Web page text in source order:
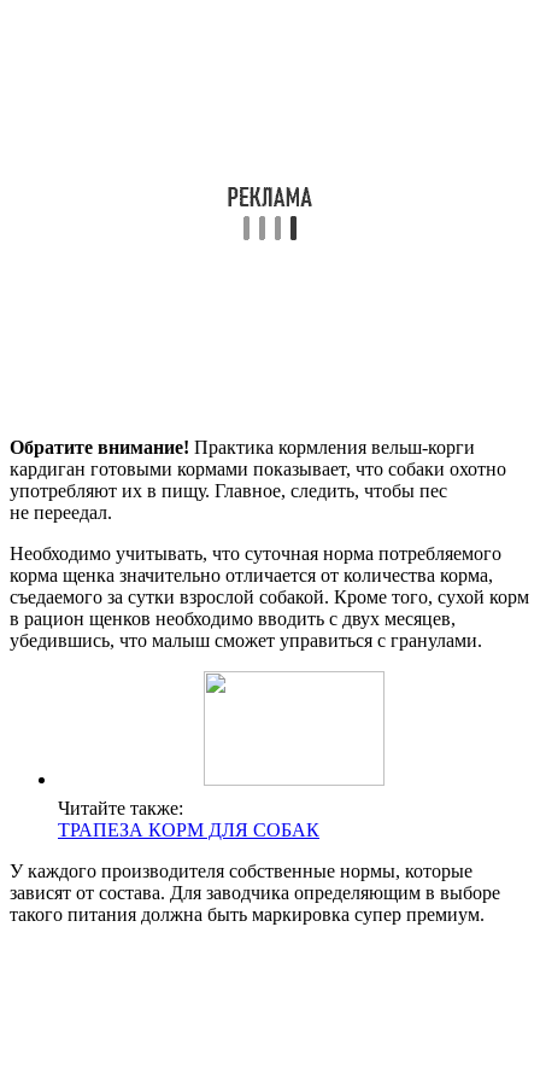
Обратите внимание! Практика кормления вельш-корги
кардиган готовыми кормами показывает, что собаки охотно
употребляют их в пищу. Главное, следить, чтобы пес
не переедал.
Необходимо учитывать, что суточная норма потребляемого
корма щенка значительно отличается от количества корма,
съедаемого за сутки взрослой собакой. Кроме того, сухой корм
в рацион щенков необходимо вводить с двух месяцев,
убедившись, что малыш сможет управиться с гранулами.
Читайте также:
ТРАПЕЗА КОРМ ДЛЯ СОБАК
У каждого производителя собственные нормы, которые
зависят от состава. Для заводчика определяющим в выборе
такого питания должна быть маркировка супер премиум.